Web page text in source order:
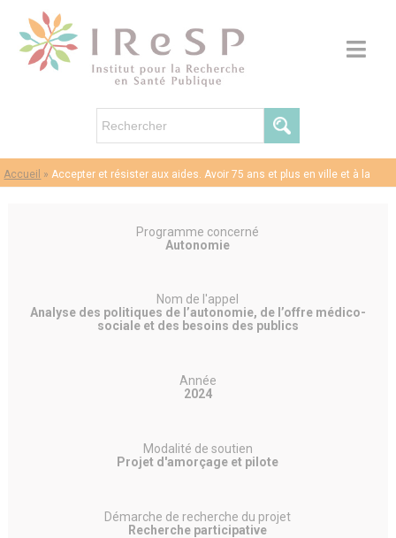
Accueil »Accepter et résister aux aides. Avoir 75 ans et plus en ville et à la
campagne
Programme concerné
Autonomie
Nom de l'appel
Analyse des politiques de l’autonomie, de l’offre médico-
sociale et des besoins des publics
Année
2024
Modalité de soutien
Projet d'amorçage et pilote
Démarche de recherche du projet
Recherche participative